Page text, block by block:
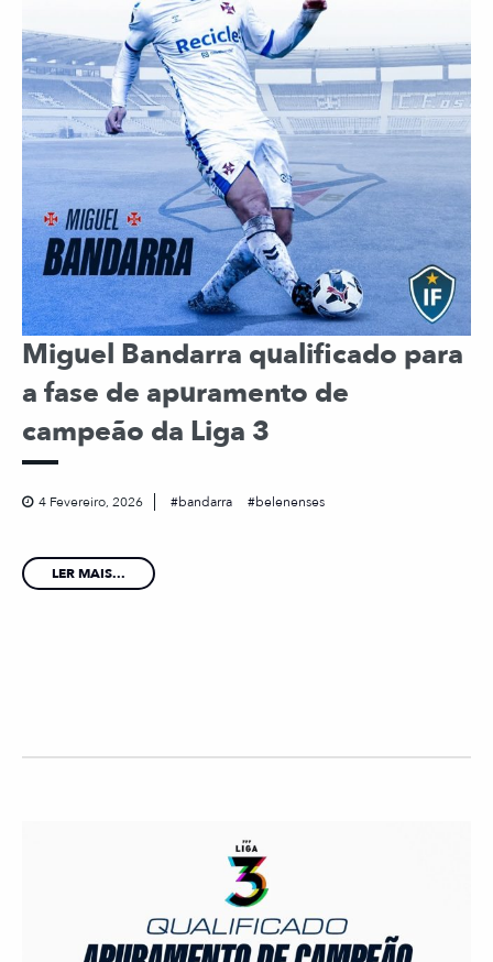
Miguel Bandarra qualificado para
a fase de apuramento de
campeão da Liga 3
4 Fevereiro, 2026 bandarra belenenses
LER MAIS...